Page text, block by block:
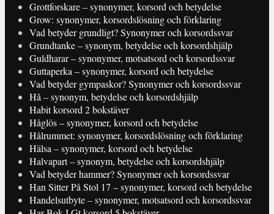
Grottforskare – synonymer, korsord och betydelse
Grow: synonymer, korsordslösning och förklaring
Vad betyder grundligt? Synonymer och korsordssvar
Grundtanke – synonym, betydelse och korsordshjälp
Guldharar – synonymer, motsatsord och korsordssvar
Guttaperka – synonymer, korsord och betydelse
Vad betyder gympaskor? Synonymer och korsordssvar
Hå – synonym, betydelse och korsordshjälp
Habit korsord 2 bokstäver
Håglös – synonymer, korsord och betydelse
Hålrummet: synonymer, korsordslösning och förklaring
Hälsa – synonymer, korsord och betydelse
Halvapart – synonym, betydelse och korsordshjälp
Vad betyder hammer? Synonymer och korsordssvar
Han Sitter På Stol 17 – synonymer, korsord och betydelse
Handelsutbyte – synonymer, motsatsord och korsordssvar